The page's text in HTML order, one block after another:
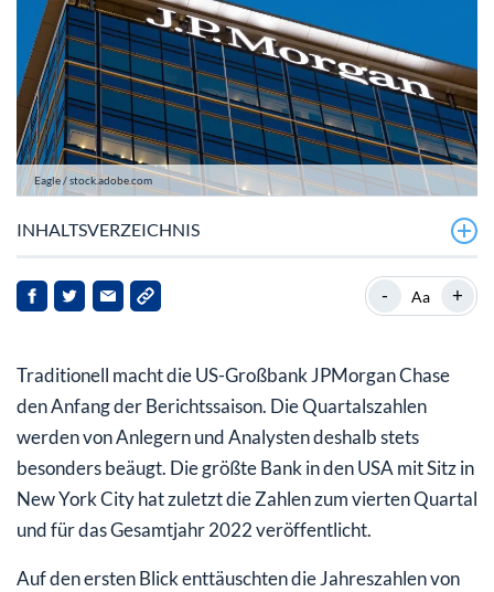
Eagle / stock.adobe.com
INHALTSVERZEICHNIS
JPMorgan mit ordentlichem Q4 und gemischter Bilanz
im Gesamtjahr
- Aa +
Traditionell macht die US-Großbank JPMorgan Chase
den Anfang der Berichtssaison. Die Quartalszahlen
werden von Anlegern und Analysten deshalb stets
besonders beäugt. Die größte Bank in den USA mit Sitz in
New York City hat zuletzt die Zahlen zum vierten Quartal
und für das Gesamtjahr 2022 veröffentlicht.
Auf den ersten Blick enttäuschten die Jahreszahlen von